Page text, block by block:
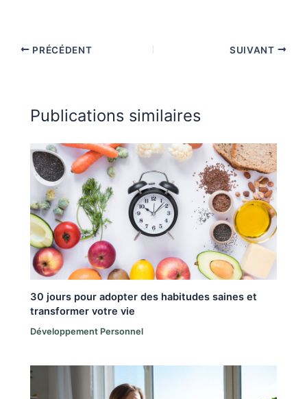
PRÉCÉDENT SUIVANT
Publications similaires
30 jours pour adopter des habitudes saines et
transformer votre vie
Développement Personnel